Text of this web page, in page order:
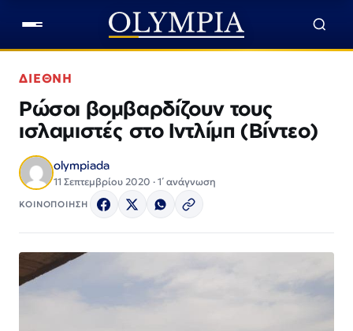
ΔΙΕΘΝΗ
Ρώσοι βομβαρδίζουν τους
ισλαμιστές στο Ιντλίμπ (Βίντεο)
olympiada
11 Σεπτεμβρίου 2020 · 1΄ ανάγνωση
ΚΟΙΝΟΠΟΙΗΣΗ